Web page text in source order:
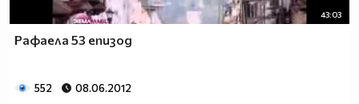
43:03
Рафаела 53 епизод
552 08.06.2012